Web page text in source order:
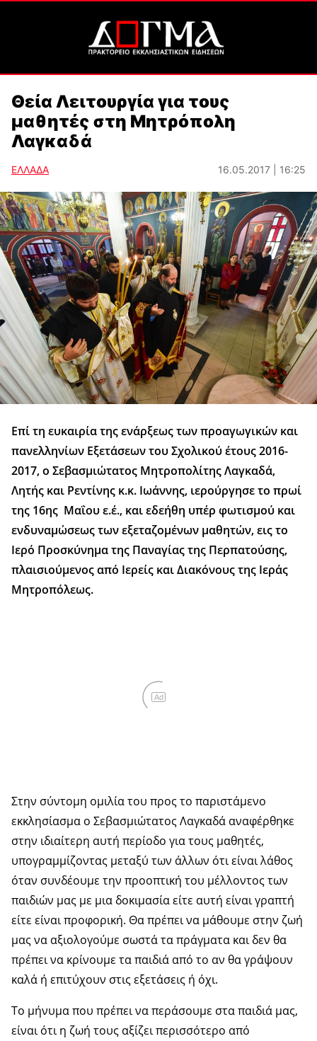
Θεία Λειτουργία για τους
μαθητές στη Μητρόπολη
Λαγκαδά
ΕΛΛΑΔΑ 16.05.2017 | 16:25
Επί τη ευκαιρία της ενάρξεως των προαγωγικών και
πανελληνίων Εξετάσεων του Σχολικού έτους 2016-
2017, ο Σεβασμιώτατος Μητροπολίτης Λαγκαδά,
Λητής και Ρεντίνης κ.κ. Ιωάννης, ιερούργησε το πρωί
της 16ης Μαΐου ε.έ., και εδεήθη υπέρ φωτισμού και
ενδυναμώσεως των εξεταζομένων μαθητών, εις το
Ιερό Προσκύνημα της Παναγίας της Περπατούσης,
πλαισιούμενος από Ιερείς και Διακόνους της Ιεράς
Μητροπόλεως.
Ad
Στην σύντομη ομιλία του προς το παριστάμενο
εκκλησίασμα ο Σεβασμιώτατος Λαγκαδά αναφέρθηκε
στην ιδιαίτερη αυτή περίοδο για τους μαθητές,
υπογραμμίζοντας μεταξύ των άλλων ότι είναι λάθος
όταν συνδέουμε την προοπτική του μέλλοντος των
παιδιών μας με μια δοκιμασία είτε αυτή είναι γραπτή
είτε είναι προφορική. Θα πρέπει να μάθουμε στην ζωή
μας να αξιολογούμε σωστά τα πράγματα και δεν θα
πρέπει να κρίνουμε τα παιδιά από το αν θα γράψουν
καλά ή επιτύχουν στις εξετάσεις ή όχι.
Το μήνυμα που πρέπει να περάσουμε στα παιδιά μας,
είναι ότι η ζωή τους αξίζει περισσότερο από